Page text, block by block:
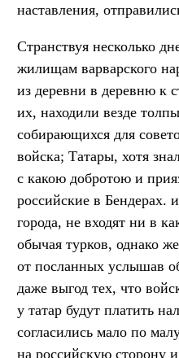
наставления,
Странствуя несколько
жилищам варварского
из деревни в деревню к
их, находили везде
собирающихся для
войска; Татары, хотя
с какою добротою и
российские в Бендерах.
города, не входят ни в
обычая турков, однако
от посланных услышав
даже выгод тех, что
у татар будут платить
согласились мало по
на российскую сторону